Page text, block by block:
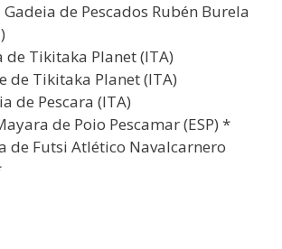
de Pescados Rubén Burela
de Tikitaka Planet (ITA)
de Tikitaka Planet (ITA)
de Pescara (ITA)
de Poio Pescamar (ESP) *
de Futsi Atlético Navalcarnero